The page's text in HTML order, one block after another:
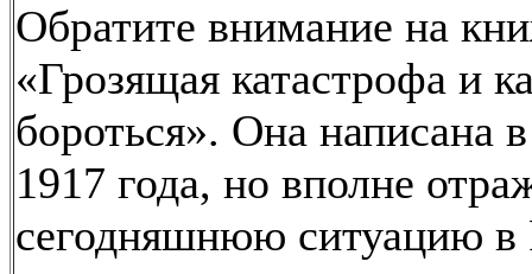
Обратите внимание на
«Грозящая катастрофа и
бороться». Она написана
1917 года, но вполне
сегодняшнюю ситуацию в